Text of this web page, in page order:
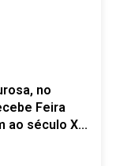
no
Feira
ao século X...